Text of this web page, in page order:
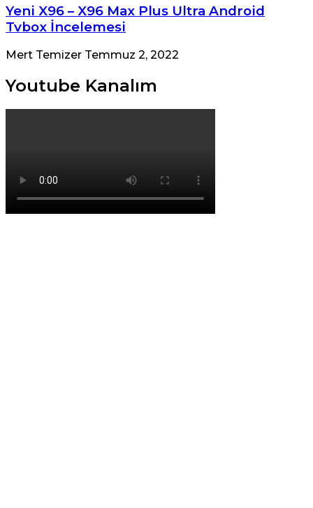
Yeni X96 – X96 Max Plus Ultra Android
Tvbox İncelemesi
Mert Temizer Temmuz 2, 2022
Youtube Kanalım